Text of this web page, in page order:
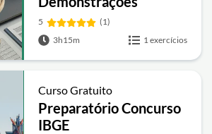
Contábeis para Receita
Federal
5
(1)
3h15m
1 exercícios
Curso Gratuito
Preparatório Concurso
IBGE